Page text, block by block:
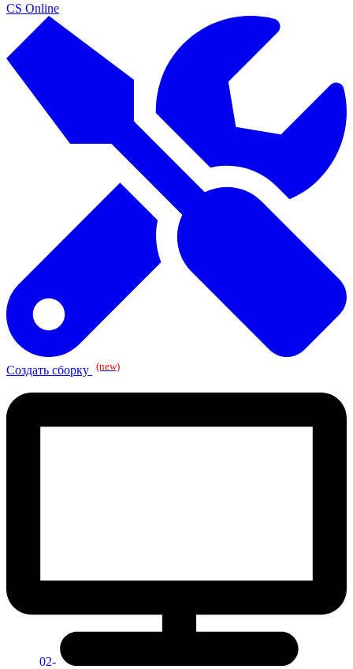
CS Online
Создать сборку (new)
02-